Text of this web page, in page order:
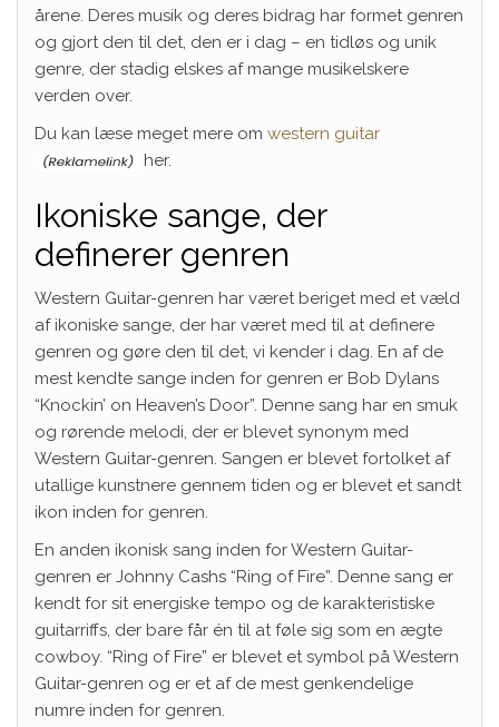
årene. Deres musik og deres bidrag har formet genren
og gjort den til det, den er i dag – en tidløs og unik
genre, der stadig elskes af mange musikelskere
verden over.
Du kan læse meget mere om western guitar
her.
Ikoniske sange, der
definerer genren
Western Guitar-genren har været beriget med et væld
af ikoniske sange, der har været med til at definere
genren og gøre den til det, vi kender i dag. En af de
mest kendte sange inden for genren er Bob Dylans
“Knockin’ on Heaven’s Door”. Denne sang har en smuk
og rørende melodi, der er blevet synonym med
Western Guitar-genren. Sangen er blevet fortolket af
utallige kunstnere gennem tiden og er blevet et sandt
ikon inden for genren.
En anden ikonisk sang inden for Western Guitar-
genren er Johnny Cashs “Ring of Fire”. Denne sang er
kendt for sit energiske tempo og de karakteristiske
guitarriffs, der bare får én til at føle sig som en ægte
cowboy. “Ring of Fire” er blevet et symbol på Western
Guitar-genren og er et af de mest genkendelige
numre inden for genren.